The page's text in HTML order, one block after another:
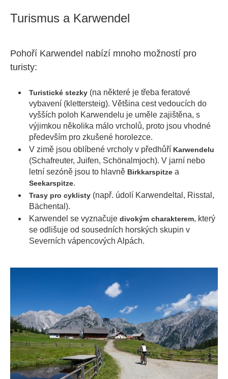
Turismus a Karwendel
Pohoří Karwendel nabízí mnoho možností pro
turisty:
Turistické stezky (na některé je třeba feratové
vybavení (klettersteig). Většina cest vedoucích do
vyšších poloh Karwendelu je uměle zajištěna, s
výjimkou několika málo vrcholů, proto jsou vhodné
především pro zkušené horolezce.
V zimě jsou oblíbené vrcholy v předhůří Karwendelu
(Schafreuter, Juifen, Schönalmjoch). V jarní nebo
letní sezóně jsou to hlavně Birkkarspitze a
Seekarspitze.
Trasy pro cyklisty (např. údolí Karwendeltal, Risstal,
Bächental).
Karwendel se vyznačuje divokým charakterem, který
se odlišuje od sousedních horských skupin v
Severních vápencových Alpách.